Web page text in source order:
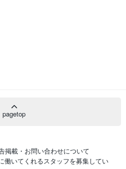
pagetop
掲載・お問い合わせについて
働いてくれるスタッフを募集してい